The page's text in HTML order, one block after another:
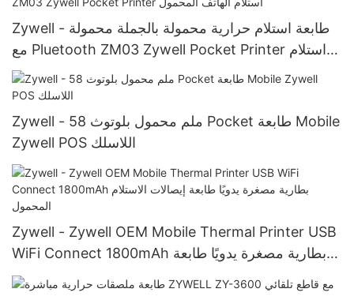
Zywell - طابعة استلام حرارية محمولة بالجملة محمولة
مع Pluetooth ZM03 Zywell Pocket Printer استلام
الهاتف المحمول
Zywell - 58 ملم محمول بلوتوث Pocket طابعة Mobile
Zywell POS اللاسلك
Zywell - Zywell OEM Mobile Thermal Printer USB
WiFi Connect 1800mAh بطارية مصغرة يدويًا طابعة
إيصالات الاستلام المحمول